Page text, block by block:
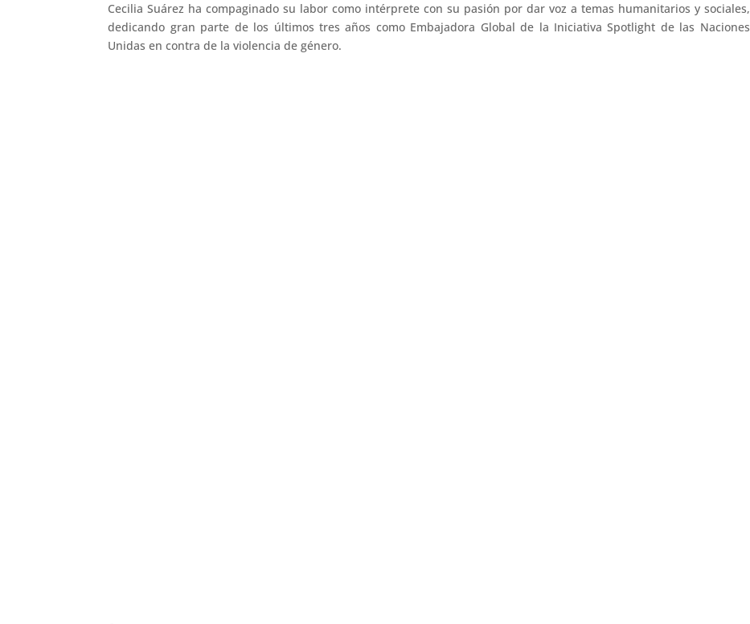
Cecilia Suárez ha compaginado su labor como intérprete con su pasión por dar voz a temas humanitarios y sociales,
dedicando gran parte de los últimos tres años como Embajadora Global de la Iniciativa Spotlight de las Naciones
Unidas en contra de la violencia de género.